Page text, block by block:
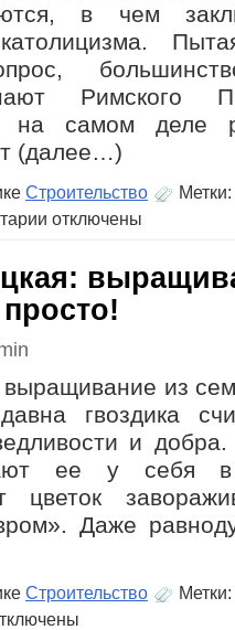
в чем
Римского
на самом деле
(далее…)
Строительство
Метки:
от
католицизма:
вера
отключены
выращивание из
гвоздика
и
ее у себя
цветок
Даже
Строительство
Метки: